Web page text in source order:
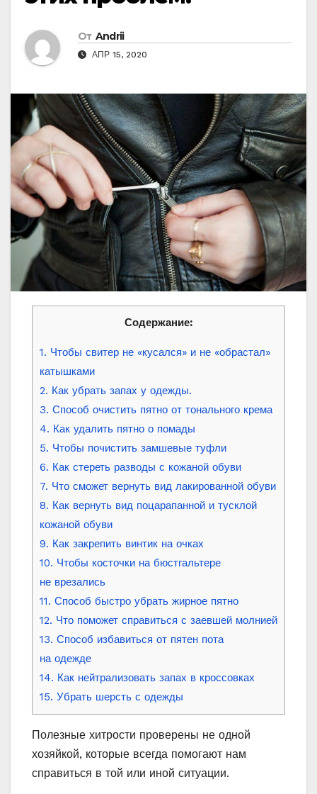
От Andrii
АПР 15, 2020
Содержание:
1. Чтобы свитер не «кусался» и не «обрастал»
катышками
2. Как убрать запах у одежды.
3. Способ очистить пятно от тонального крема
4. Как удалить пятно о помады
5. Чтобы почистить замшевые туфли
6. Как стереть разводы с кожаной обуви
7. Что сможет вернуть вид лакированной обуви
8. Как вернуть вид поцарапанной и тусклой
кожаной обуви
9. Как закрепить винтик на очках
10. Чтобы косточки на бюстгальтере
не врезались
11. Способ быстро убрать жирное пятно
12. Что поможет справиться с заевшей молнией
13. Способ избавиться от пятен пота
на одежде
14. Как нейтрализовать запах в кроссовках
15. Убрать шерсть с одежды
Полезные хитрости проверены не одной
хозяйкой, которые всегда помогают нам
справиться в той или иной ситуации.